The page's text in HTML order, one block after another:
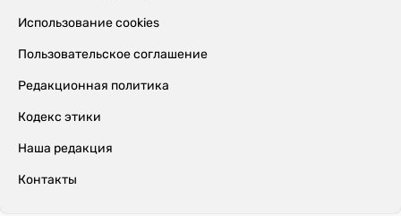
Использование cookies
Пользовательское соглашение
Редакционная политика
Кодекс этики
Наша редакция
Контакты